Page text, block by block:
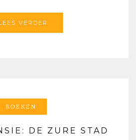
VERDER
BOEKEN
DE ZURE STAD